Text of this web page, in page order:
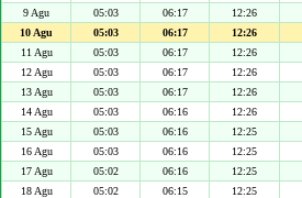
9 Agu
05:03 06:17 12:26
10 Agu
05:03 06:17 12:26
11 Agu
05:03 06:17 12:26
12 Agu
05:03 06:17 12:26
13 Agu
05:03 06:17 12:26
14 Agu
05:03 06:16 12:26
15 Agu
05:03 06:16 12:25
16 Agu
05:03 06:16 12:25
17 Agu
05:02 06:16 12:25
18 Agu
05:02 06:15 12:25